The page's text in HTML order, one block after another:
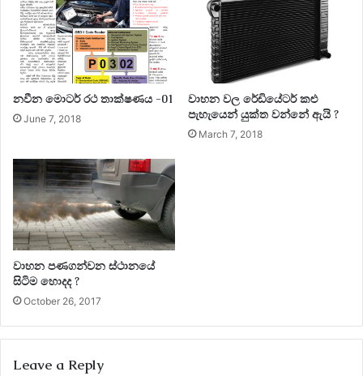
නවීන මොටර් රථ තාක්ෂණය -01
June 7, 2018
වාහන වල රේඩියේටර් කළු
පැහැයෙන් යුක්ත වන්නේ ඇයි ?
March 7, 2018
වාහන පණගන්වන ස්ථානයේ
සිටිම හොදද ?
October 26, 2017
Leave a Reply